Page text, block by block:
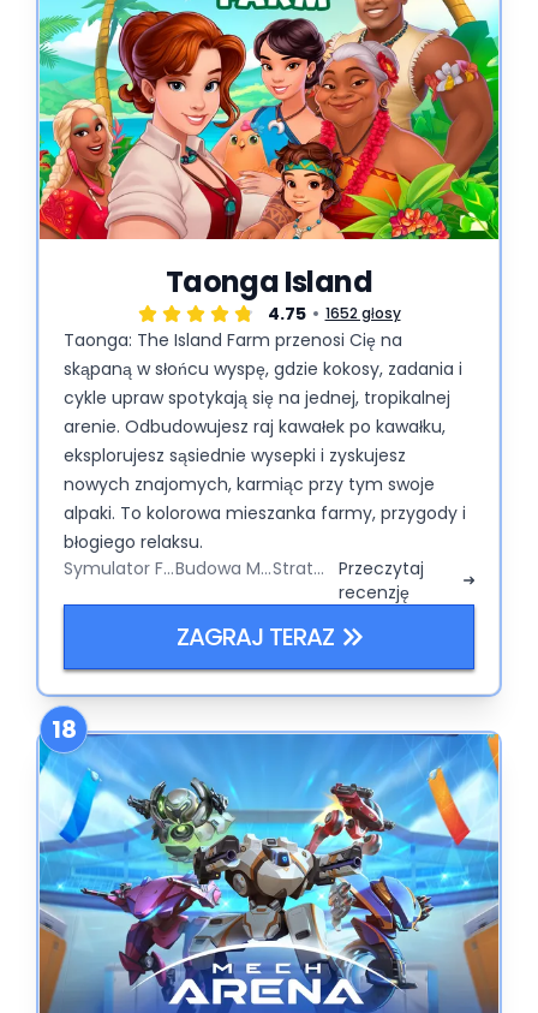
Taonga Island
4.75 1652 głosy
Taonga: The Island Farm przenosi Cię na
skąpaną w słońcu wyspę, gdzie kokosy, zadania i
cykle upraw spotykają się na jednej, tropikalnej
arenie. Odbudowujesz raj kawałek po kawałku,
eksplorujesz sąsiednie wysepki i zyskujesz
nowych znajomych, karmiąc przy tym swoje
alpaki. To kolorowa mieszanka farmy, przygody i
błogiego relaksu.
Symulator Farmy
Budowa Miasta Strategy
Przeczytaj
recenzję
ZAGRAJ TERAZ
18